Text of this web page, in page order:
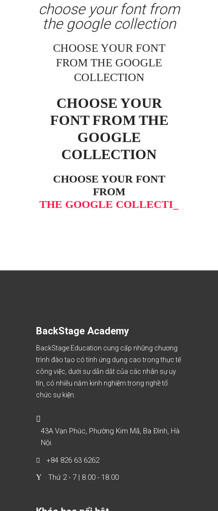
choose your font from
the google collection
CHOOSE YOUR FONT
FROM THE GOOGLE
COLLECTION
CHOOSE YOUR
FONT FROM THE
GOOGLE
COLLECTION
CHOOSE YOUR FONT
FROM
THE GOOGLE COLLECTIO
BackStage Academy
BackStage Education cung cấp những chương
trình đào tạo có tính ứng dụng cao trong thực tế
công việc, dưới sự dẫn dắt của các nhân sự uy
tín, có nhiều năm kinh nghiệm trong nghề tổ
chức sự kiện.
43A Vạn Phúc, Phường Kim Mã, Ba Đình, Hà
Nội.
+84 826 63 6262
Thứ 2 - 7 | 8.00 - 18.00